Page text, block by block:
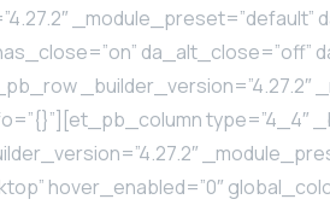
da_alt_close=”off”
_builder_version=”4.27.2″
type=”4_4″
hover_enabled=”0″